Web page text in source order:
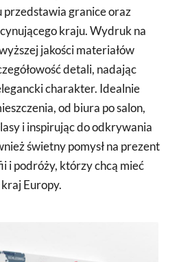
granice oraz
kraju. Wydruk na
jakości materiałów
detali, nadając
charakter. Idealnie
od biura po salon,
i inspirując do odkrywania
świetny pomysł na prezent
i podróży, którzy chcą mieć
Europy.